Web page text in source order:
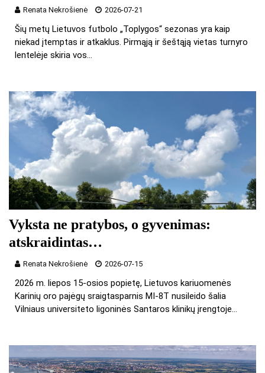
Renata Nekrošienė 2026-07-21
Šių metų Lietuvos futbolo „Toplygos“ sezonas yra kaip
niekad įtemptas ir atkaklus. Pirmąją ir šeštąją vietas turnyro
lentelėje skiria vos…
Vyksta ne pratybos, o gyvenimas:
atskraidintas…
Renata Nekrošienė 2026-07-15
2026 m. liepos 15-osios popietę, Lietuvos kariuomenės
Karinių oro pajėgų sraigtasparnis MI-8T nusileido šalia
Vilniaus universiteto ligoninės Santaros klinikų įrengtoje…